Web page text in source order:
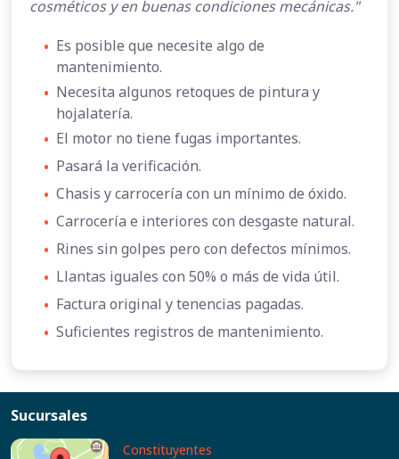
cosméticos y en buenas condiciones mecánicas."
• Es posible que necesite algo de
mantenimiento.
• Necesita algunos retoques de pintura y
hojalatería.
• El motor no tiene fugas importantes.
• Pasará la verificación.
• Chasis y carrocería con un mínimo de óxido.
• Carrocería e interiores con desgaste natural.
• Rines sin golpes pero con defectos mínimos.
• Llantas iguales con 50% o más de vida útil.
• Factura original y tenencias pagadas.
• Suficientes registros de mantenimiento.
Sucursales
Constituyentes